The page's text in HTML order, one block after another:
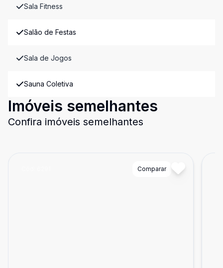
Sala Fitness
Salão de Festas
Sala de Jogos
Sauna Coletiva
Imóveis semelhantes
Confira imóveis semelhantes
Comparar